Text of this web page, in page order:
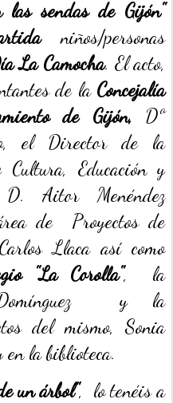
las sendas de Gijón"
niños/personas
La Camocha. El acto,
de la Concejalía
de Gijón, Dª
el Director de la
Cultura, Educación y
Aitor Menéndez
de Proyectos de
Llaca así como
"La Corolla", la
y la
del mismo, Sonia
la biblioteca.
un árbol", lo tenéis a